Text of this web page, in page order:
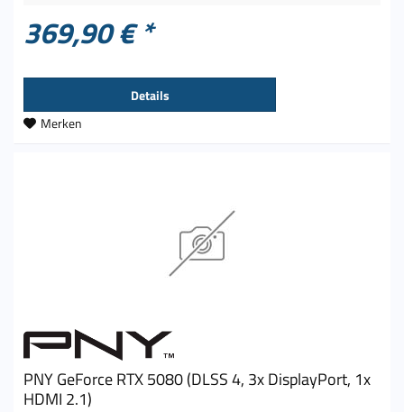
369,90 € *
Details
Merken
PNY GeForce RTX 5080 (DLSS 4, 3x DisplayPort, 1x
HDMI 2.1)